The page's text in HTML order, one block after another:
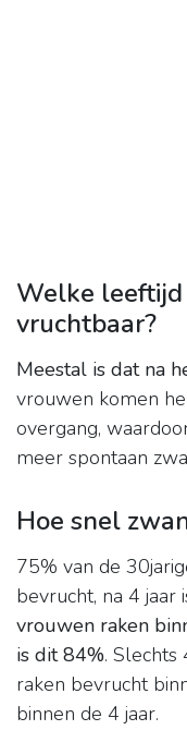
Welke
vruchtbaar?
Meestal is dat na
vrouwen komen
overgang,
meer spontaan
Hoe snel
75% van de
bevrucht, na 4 jaar
vrouwen raken
is dit 84%. Slechts
raken bevrucht
binnen de 4 jaar.